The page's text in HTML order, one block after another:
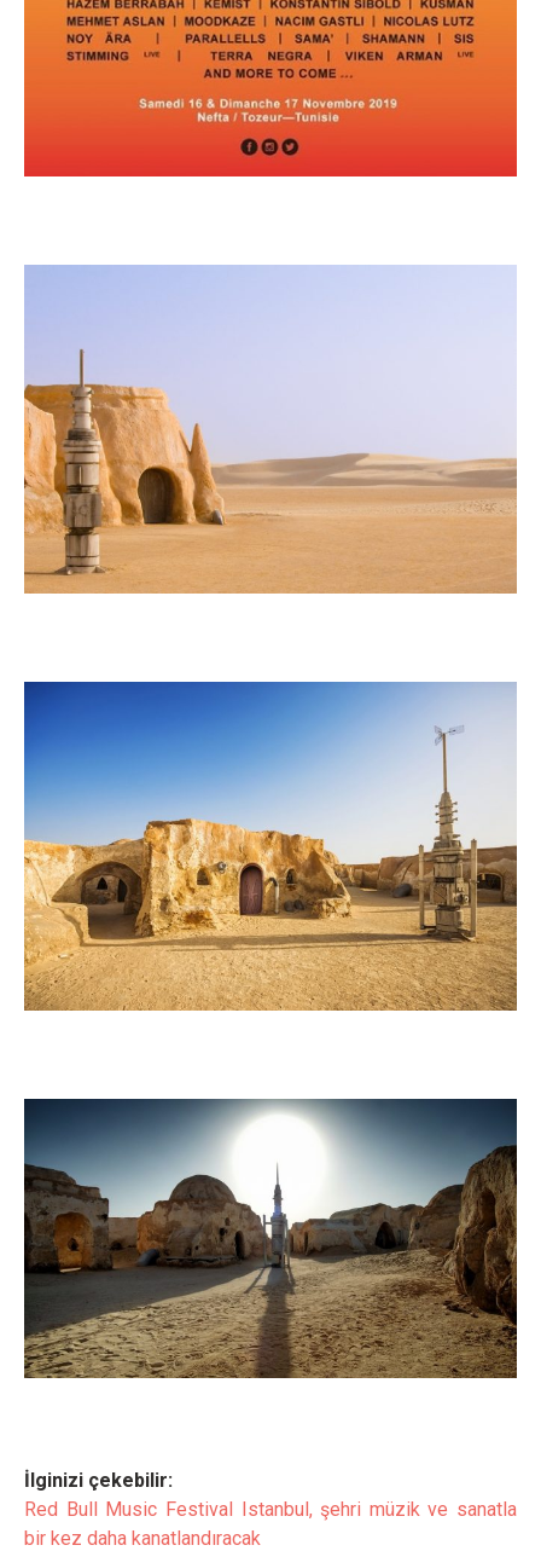
İlginizi çekebilir:
Red Bull Music Festival Istanbul, şehri müzik ve sanatla
bir kez daha kanatlandıracak